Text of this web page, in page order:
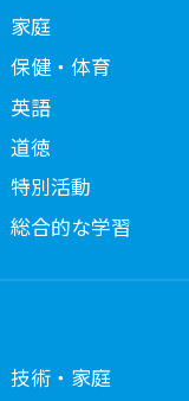
家庭
保健・体育
英語
道徳
特別活動
総合的な学習
技術・家庭